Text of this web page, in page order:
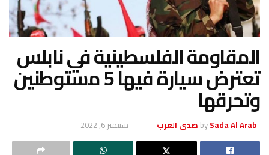
المقاومة الفلسطينية في نابلس
تعترض سيارة فيها 5 مستوطنين
وتحرقها
bySada Al Arab صدى العرب سبتمبر 6, 2022